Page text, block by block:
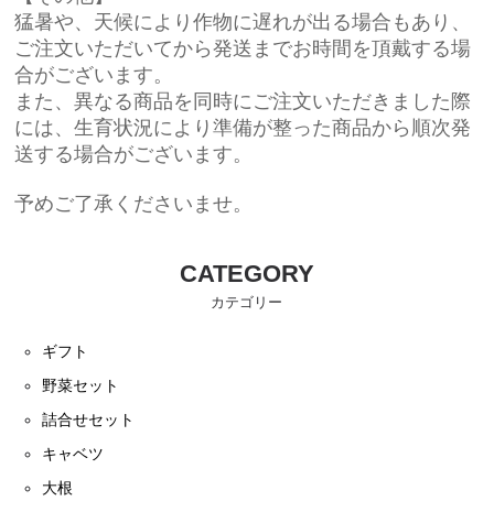
猛暑や、天候により作物に遅れが出る場合もあり、
ご注文いただいてから発送までお時間を頂戴する場
合がございます。
また、異なる商品を同時にご注文いただきました際
には、生育状況により準備が整った商品から順次発
送する場合がございます。
予めご了承くださいませ。
CATEGORY
カテゴリー
ギフト
野菜セット
詰合せセット
キャベツ
大根